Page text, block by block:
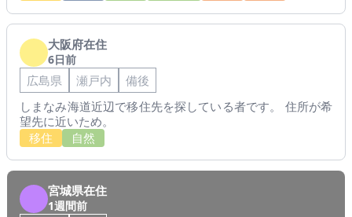
大阪府在住
6日前
広島県 瀬戸内
備後
しまなみ海道近辺で移住先を探している者です。 住所が希
望先に近いため。
移住
自然
宮城県在住
1週間前